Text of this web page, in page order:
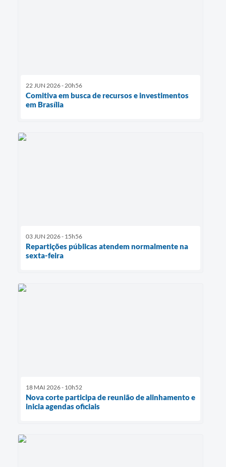
22 JUN 2026 - 20h56
Comitiva em busca de recursos e investimentos
em Brasília
03 JUN 2026 - 15h56
Repartições públicas atendem normalmente na
sexta-feira
18 MAI 2026 - 10h52
Nova corte participa de reunião de alinhamento e
inicia agendas oficiais